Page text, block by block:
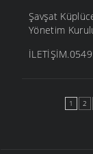
Şavşat
Yönetim
1 2